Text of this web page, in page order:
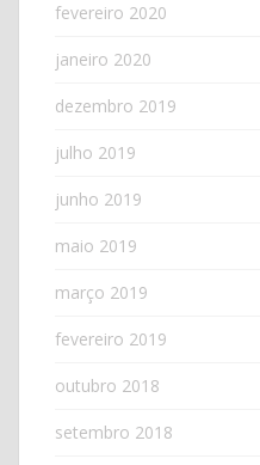
fevereiro 2020
janeiro 2020
dezembro 2019
julho 2019
junho 2019
maio 2019
março 2019
fevereiro 2019
outubro 2018
setembro 2018